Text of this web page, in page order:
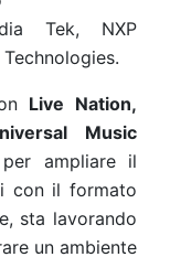
Tek, NXP
Live Nation,
Music
ampliare il
con il formato
sta lavorando
un ambiente